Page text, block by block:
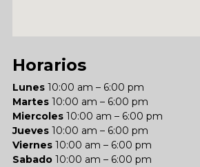
Horarios
Lunes10:00 am – 6:00 pm
Martes 10:00 am – 6:00 pm
Miercoles 10:00 am – 6:00 pm
Jueves 10:00 am – 6:00 pm
Viernes 10:00 am – 6:00 pm
Sabado 10:00 am – 6:00 pm